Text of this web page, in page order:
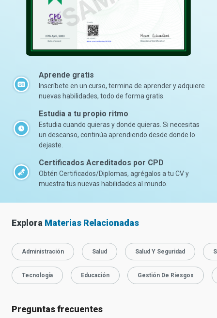
Aprende gratis
Inscríbete en un curso, termina de aprender y adquiere
nuevas habilidades, todo de forma gratis.
Estudia a tu propio ritmo
Estudia cuando quieras y donde quieras. Si necesitas
un descanso, continúa aprendiendo desde donde lo
dejaste.
Certificados Acreditados por CPD
Obtén Certificados/Diplomas, agrégalos a tu CV y
muestra tus nuevas habilidades al mundo.
Explora Materias Relacionadas
Administración Salud Salud Y Seguridad
Tecnología Educación Gestión De Riesgos
Preguntas frecuentes